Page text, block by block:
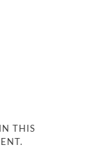
THIS